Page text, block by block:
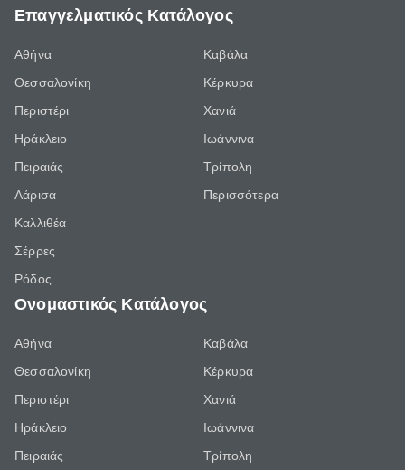
Επαγγελματικός Κατάλογος
Αθήνα
Θεσσαλονίκη
Περιστέρι
Ηράκλειο
Πειραιάς
Λάρισα
Καλλιθέα
Σέρρες
Ρόδος
Καβάλα
Κέρκυρα
Χανιά
Ιωάννινα
Τρίπολη
Περισσότερα
Ονομαστικός Κατάλογος
Αθήνα
Θεσσαλονίκη
Περιστέρι
Ηράκλειο
Πειραιάς
Καβάλα
Κέρκυρα
Χανιά
Ιωάννινα
Τρίπολη